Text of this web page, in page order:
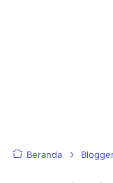
Beranda